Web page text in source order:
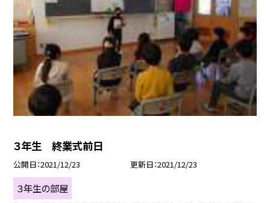
３年生 終業式前日
公開日 2021/12/23 更新日 2021/12/23
３年生の部屋